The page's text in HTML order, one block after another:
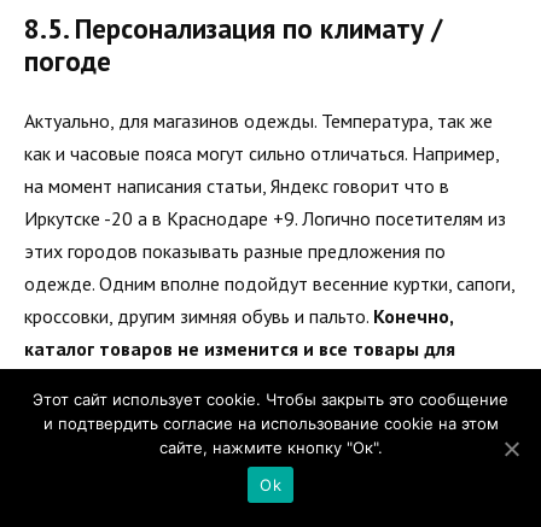
8.5. Персонализация по климату /
погоде
Актуально, для магазинов одежды. Температура, так же
как и часовые пояса могут сильно отличаться. Например,
на момент написания статьи, Яндекс говорит что в
Иркутске -20 а в Краснодаре +9. Логично посетителям из
этих городов показывать разные предложения по
одежде. Одним вполне подойдут весенние куртки, сапоги,
кроссовки, другим зимняя обувь и пальто. Конечно,
каталог товаров не изменится и все товары для
чтобы более подходящие товары поднимать в
списках и делать более заметными.
Этот сайт использует cookie. Чтобы закрыть это сообщение
и подтвердить согласие на использование cookie на этом
сайте, нажмите кнопку "Ок".
Ok